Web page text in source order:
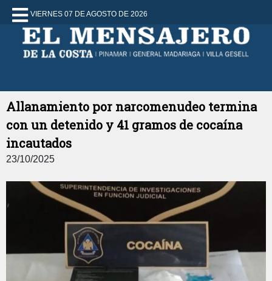
VIERNES 07 DE AGOSTO DE 2026
Allanamiento por narcomenudeo termina
con un detenido y 41 gramos de cocaína
incautados
23/10/2025